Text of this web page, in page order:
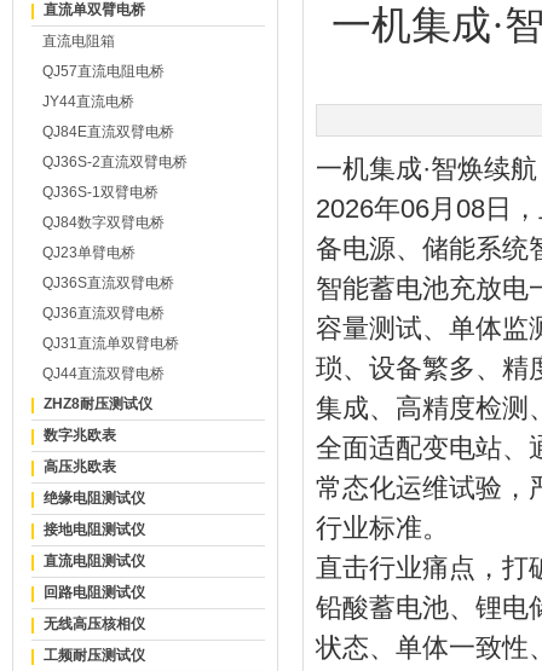
直流单双臂电桥
直流电阻箱
QJ57直流电阻电桥
JY44直流电桥
QJ84E直流双臂电桥
QJ36S-2直流双臂电桥
QJ36S-1双臂电桥
QJ84数字双臂电桥
QJ23单臂电桥
QJ36S直流双臂电桥
QJ36直流双臂电桥
QJ31直流单双臂电桥
QJ44直流双臂电桥
ZHZ8耐压测试仪
数字兆欧表
高压兆欧表
绝缘电阻测试仪
接地电阻测试仪
直流电阻测试仪
回路电阻测试仪
无线高压核相仪
工频耐压测试仪
一机集成·
一机集成·智焕续
2026年06月08日
备电源、储能系统
智能蓄电池充放电
容量测试、单体监
琐、设备繁多、精
集成、高精度检测
全面适配变电站、
常态化运维试验，
行业标准。
直击行业痛点，打
铅酸蓄电池、锂电
状态、单体一致性